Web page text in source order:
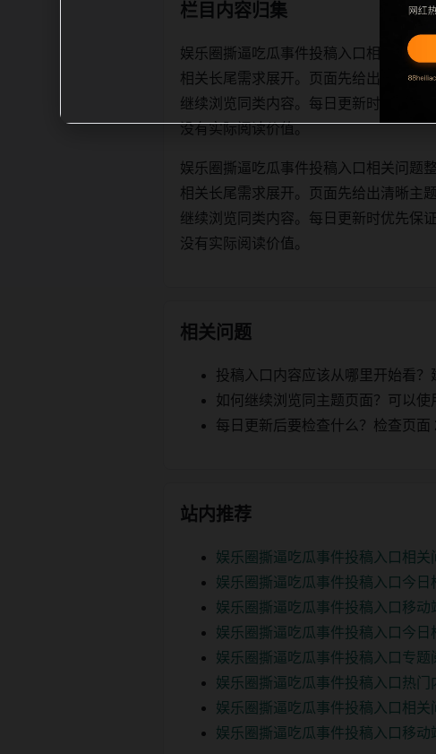
栏目内容归集
娱乐圈撕逼吃瓜事件投稿入口相关问题
相关长尾需求展开。页面先给出清晰主
继续浏览同类内容。每日更新时优先保
没有实际阅读价值。
娱乐圈撕逼吃瓜事件投稿入口相关问题
相关长尾需求展开。页面先给出清晰主
继续浏览同类内容。每日更新时优先保
没有实际阅读价值。
相关问题
投稿入口内容应该从哪里开始看？
如何继续浏览同主题页面？可以使
每日更新后要检查什么？检查页
站内推荐
娱乐圈撕逼吃瓜事件投稿入口相关
娱乐圈撕逼吃瓜事件投稿入口今日
娱乐圈撕逼吃瓜事件投稿入口移动
娱乐圈撕逼吃瓜事件投稿入口今日
娱乐圈撕逼吃瓜事件投稿入口专题
娱乐圈撕逼吃瓜事件投稿入口热门
娱乐圈撕逼吃瓜事件投稿入口相关
娱乐圈撕逼吃瓜事件投稿入口移动